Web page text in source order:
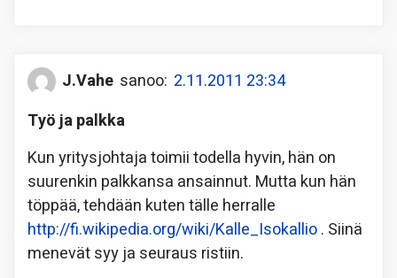
J.Vahe sanoo: 2.11.2011 23:34
Työ ja palkka
Kun yritysjohtaja toimii todella hyvin, hän on
suurenkin palkkansa ansainnut. Mutta kun hän
töppää, tehdään kuten tälle herralle
http://fi.wikipedia.org/wiki/Kalle_Isokallio. Siinä
menevät syy ja seuraus ristiin.